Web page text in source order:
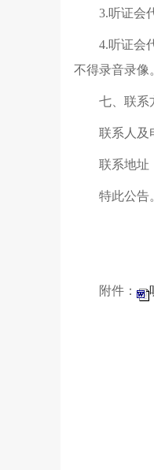
3.听证会
4.听证会
不得录音录像
七、联系
联系人及
联系地址
特此公告
附件：